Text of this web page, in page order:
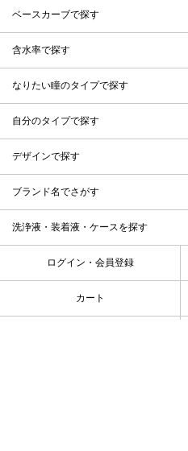
ベースカーブで探す
含水率で探す
なりたい瞳のタイプで探す
自分のタイプで探す
デザインで探す
ブランド名でさがす
洗浄液・装着液・ケースを探す
ログイン・会員登録
カート